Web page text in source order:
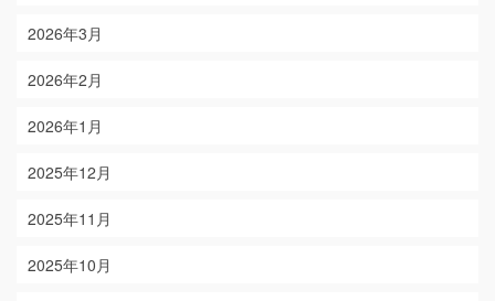
2026年3月
2026年2月
2026年1月
2025年12月
2025年11月
2025年10月